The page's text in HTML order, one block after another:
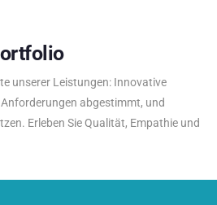
unserer Leistungen: Innovative
abgestimmt, und
Erleben Sie Qualität, Empathie und